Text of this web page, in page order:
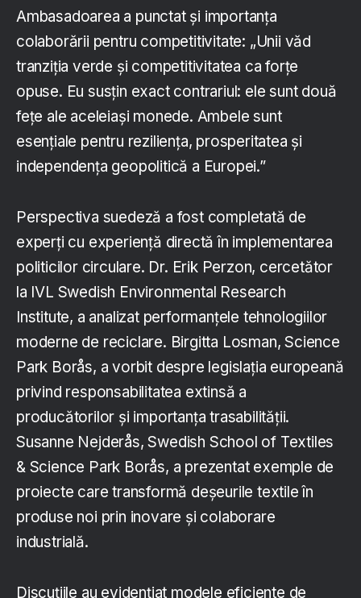
Ambasadoarea a punctat și importanța
colaborării pentru competitivitate: „Unii văd
tranziția verde și competitivitatea ca forțe
opuse. Eu susțin exact contrariul: ele sunt două
fețe ale aceleiași monede. Ambele sunt
esențiale pentru reziliența, prosperitatea și
independența geopolitică a Europei.”
Perspectiva suedeză a fost completată de
experți cu experiență directă în implementarea
politicilor circulare. Dr. Erik Perzon, cercetător
la IVL Swedish Environmental Research
Institute, a analizat performanțele tehnologiilor
moderne de reciclare. Birgitta Losman, Science
Park Borås, a vorbit despre legislația europeană
privind responsabilitatea extinsă a
producătorilor și importanța trasabilității.
Susanne Nejderås, Swedish School of Textiles
& Science Park Borås, a prezentat exemple de
proiecte care transformă deșeurile textile în
produse noi prin inovare și colaborare
industrială.
Discuțiile au evidențiat modele eficiente de